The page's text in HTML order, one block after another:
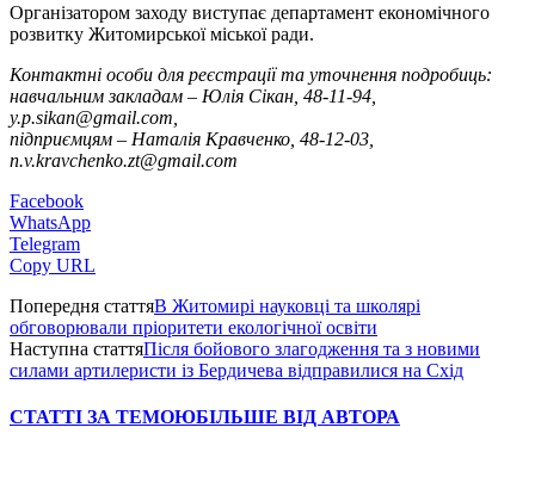
Організатором заходу виступає департамент економічного
розвитку Житомирської міської ради.
Контактні особи для реєстрації та уточнення подробиць:
навчальним закладам – Юлія Сікан, 48-11-94,
y.p.sikan@gmail.com,
підприємцям – Наталія Кравченко, 48-12-03,
n.v.kravchenko.zt@gmail.com
Facebook
WhatsApp
Telegram
Copy URL
Попередня статтяВ Житомирі науковці та школярі
обговорювали пріоритети екологічної освіти
Наступна статтяПісля бойового злагодження та з новими
силами артилеристи із Бердичева відправилися на Схід
СТАТТІ ЗА ТЕМОЮБІЛЬШЕ ВІД АВТОРА